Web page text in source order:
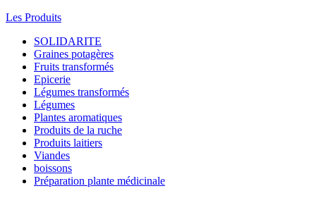
Les Produits
SOLIDARITE
Graines potagères
Fruits transformés
Epicerie
Légumes transformés
Légumes
Plantes aromatiques
Produits de la ruche
Produits laitiers
Viandes
boissons
Préparation plante médicinale